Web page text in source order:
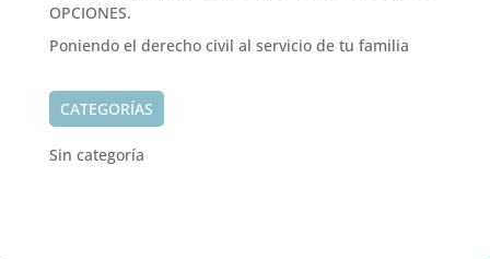
OPCIONES.
Poniendo el derecho civil al servicio de tu familia
CATEGORÍAS
Sin categoría